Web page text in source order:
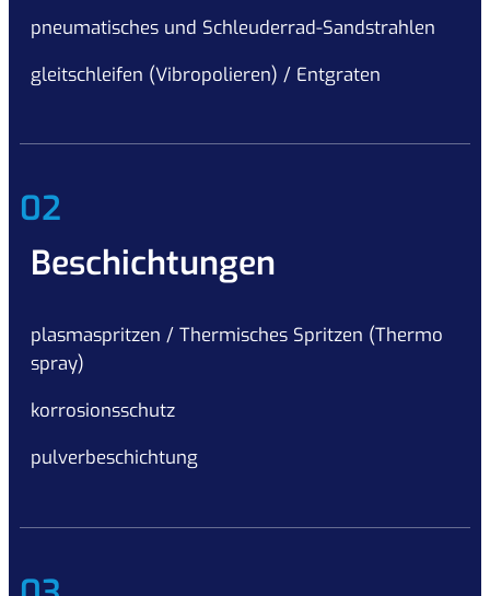
pneumatisches und Schleuderrad-Sandstrahlen
gleitschleifen (Vibropolieren) / Entgraten
02
Beschichtungen
plasmaspritzen / Thermisches Spritzen (Thermo
spray)
korrosionsschutz
pulverbeschichtung